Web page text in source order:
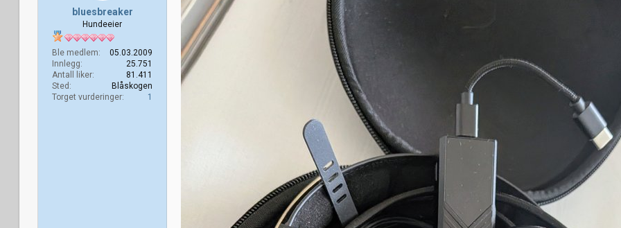
bluesbreaker
Hundeeier
Ble medlem
05.03.2009
Innlegg
25.751
Antall liker
81.411
Sted
Blåskogen
Torget vurderinger
1